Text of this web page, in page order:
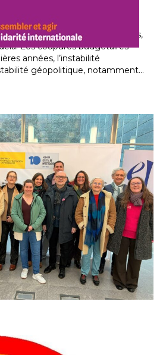
connaît des difficultés profondes,
Les coupures budgétaires
années, l’instabilité
géopolitique, notamment…
: un échange croisé
changer d’approche
a mené un projet Erasmus
et centré sur l'éducation
différences entre la France…